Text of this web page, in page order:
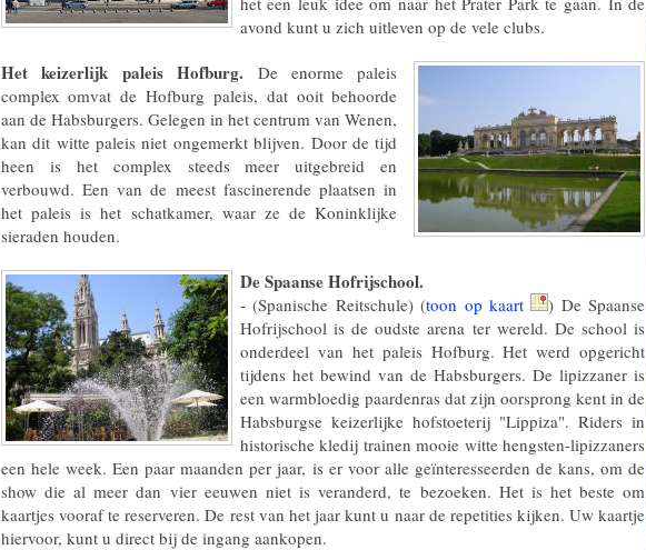
avond kunt u zich uitleven op de vele clubs.
Het keizerlijk paleis Hofburg. De enorme paleis
complex omvat de Hofburg paleis, dat ooit behoorde
aan de Habsburgers. Gelegen in het centrum van Wenen,
kan dit witte paleis niet ongemerkt blijven. Door de tijd
heen is het complex steeds meer uitgebreid en
verbouwd. Een van de meest fascinerende plaatsen in
het paleis is het schatkamer, waar ze de Koninklijke
sieraden houden.
De Spaanse Hofrijschool.
- (Spanische Reitschule) (toon op kaart
) De Spaanse
Hofrijschool is de oudste arena ter wereld. De school is
onderdeel van het paleis Hofburg. Het werd opgericht
tijdens het bewind van de Habsburgers. De lipizzaner is
een warmbloedig paardenras dat zijn oorsprong kent in de
Habsburgse keizerlijke hofstoeterij "Lippiza". Riders in
historische kledij trainen mooie witte hengsten-lipizzaners
een hele week. Een paar maanden per jaar, is er voor alle geïnteresseerden de kans, om de
show die al meer dan vier eeuwen niet is veranderd, te bezoeken. Het is het beste om
kaartjes vooraf te reserveren. De rest van het jaar kunt u naar de repetities kijken. Uw kaartje
hiervoor, kunt u direct bij de ingang aankopen.